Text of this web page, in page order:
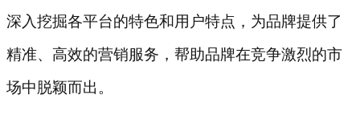
深入挖掘各平台的特色和用户特点，为品牌提供了
精准、高效的营销服务，帮助品牌在竞争激烈的市
场中脱颖而出。